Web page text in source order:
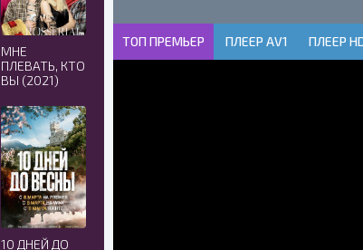
ТОП ПРЕМЬЕР ПЛЕЕР AV1 ПЛЕЕР
МНЕ
ПЛЕВАТЬ, КТО
ВЫ (2021)
10 ДНЕЙ ДО